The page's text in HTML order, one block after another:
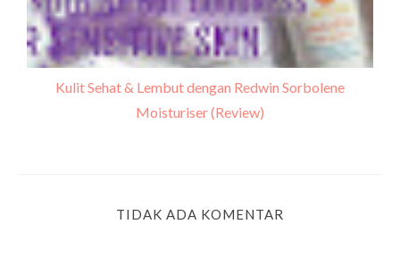
Kulit Sehat & Lembut dengan Redwin Sorbolene
Moisturiser (Review)
TIDAK ADA KOMENTAR